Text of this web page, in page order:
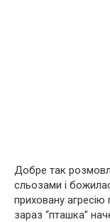
Добре так
сльозами і
приховану
зараз “пташка”